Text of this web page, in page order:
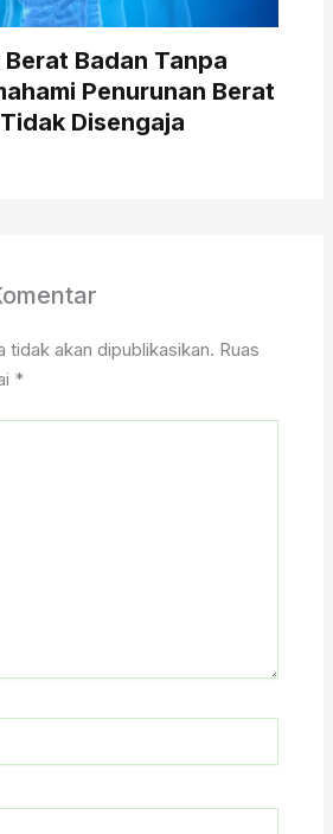
Badan Tanpa
Penurunan Berat
Disengaja
tidak akan dipublikasikan. Ruas
*